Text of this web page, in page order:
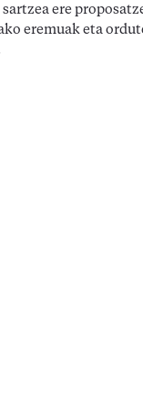
ere
eremuak eta